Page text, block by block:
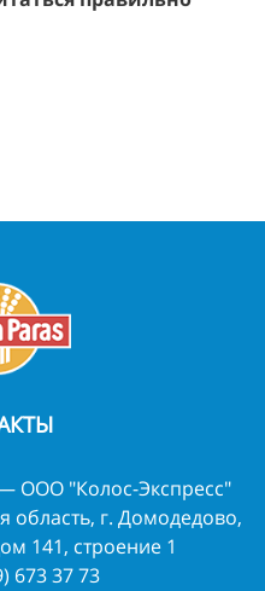
ООО "Колос-Экспресс"
область, г. Домодедово,
141, строение 1
673 37 73